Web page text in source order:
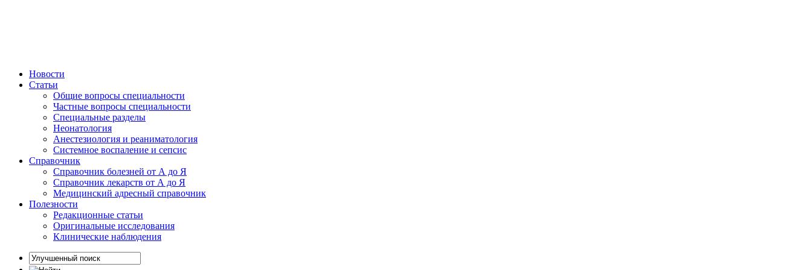
Новости
Статьи
Общие вопросы специальности
Частные вопросы специальности
Специальные разделы
Неонатология
Анестезиология и реаниматология
Системное воспаление и сепсис
Справочник
Справочник болезней от А до Я
Справочник лекарств от А до Я
Медицинский адресный справочник
Полезности
Редакционные статьи
Оригинальные исследования
Клинические наблюдения